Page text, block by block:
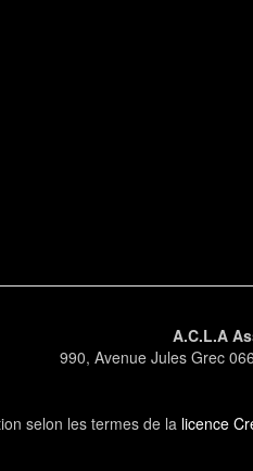
A.C.L.A
990, Avenue Jules Grec
selon les termes de la licence